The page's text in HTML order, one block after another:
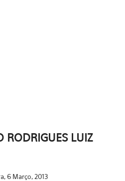
RODRIGUES LUIZ
6 Março, 2013